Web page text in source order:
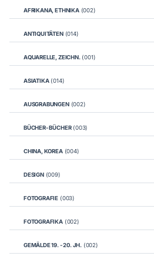
AFRIKANA, ETHNIKA(002)
ANTIQUITÄTEN(014)
AQUARELLE, ZEICHN. (001)
ASIATIKA(014)
AUSGRABUNGEN(002)
BÜCHER- BÜCHER(003)
CHINA, KOREA(004)
DESIGN(009)
FOTOGRAFIE (003)
FOTOGRAFIKA(002)
GEMÄLDE 19. - 20. JH. (002)